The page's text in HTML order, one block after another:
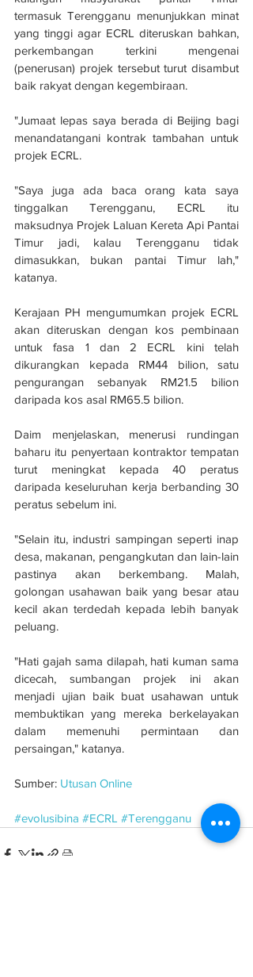
termasuk Terengganu menunjukkan minat
yang tinggi agar ECRL diteruskan bahkan,
perkembangan terkini mengenai
(penerusan) projek tersebut turut disambut
baik rakyat dengan kegembiraan.
"Jumaat lepas saya berada di Beijing bagi
menandatangani kontrak tambahan untuk
projek ECRL.
"Saya juga ada baca orang kata saya
tinggalkan Terengganu, ECRL itu
maksudnya Projek Laluan Kereta Api Pantai
Timur jadi, kalau Terengganu tidak
dimasukkan, bukan pantai Timur lah,"
katanya.
Kerajaan PH mengumumkan projek ECRL
akan diteruskan dengan kos pembinaan
untuk fasa 1 dan 2 ECRL kini telah
dikurangkan kepada RM44 bilion, satu
pengurangan sebanyak RM21.5 bilion
daripada kos asal RM65.5 bilion.
Daim menjelaskan, menerusi rundingan
baharu itu penyertaan kontraktor tempatan
turut meningkat kepada 40 peratus
daripada keseluruhan kerja berbanding 30
peratus sebelum ini.
"Selain itu, industri sampingan seperti inap
desa, makanan, pengangkutan dan lain-lain
pastinya akan berkembang. Malah,
golongan usahawan baik yang besar atau
kecil akan terdedah kepada lebih banyak
peluang.
"Hati gajah sama dilapah, hati kuman sama
dicecah, sumbangan projek ini akan
menjadi ujian baik buat usahawan untuk
membuktikan yang mereka berkelayakan
dalam memenuhi permintaan dan
persaingan," katanya.
Sumber: Utusan Online
#evolusibina #ECRL #Terengganu